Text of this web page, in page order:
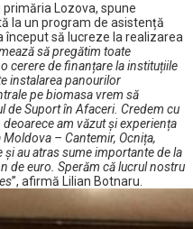
Lozova, spune
la un program de asistență
început să lucreze la realizarea
să pregătim toate
cerere de finanțare la instituțiile
instalarea panourilor
pe biomasa vrem să
de Suport în Afaceri. Credem cu
am văzut și experiența
– Cantemir, Ocnița,
au atras sume importante de la
de euro. Sperăm că lucrul nostru
”, afirmă Lilian Botnaru.